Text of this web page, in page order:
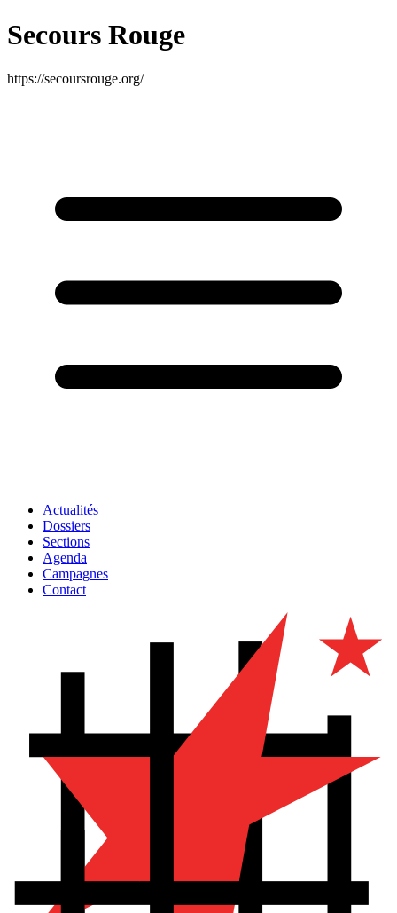
Secours Rouge
https://secoursrouge.org/
Actualités
Dossiers
Sections
Agenda
Campagnes
Contact